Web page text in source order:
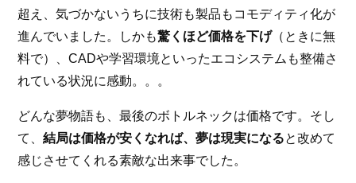
超え、気づかないうちに技術も製品もコモディティ化が
進んでいました。しかも驚くほど価格を下げ（ときに無
料で）、CADや学習環境といったエコシステムも整備さ
れている状況に感動。。。
どんな夢物語も、最後のボトルネックは価格です。そし
て、結局は価格が安くなれば、夢は現実になると改めて
感じさせてくれる素敵な出来事でした。